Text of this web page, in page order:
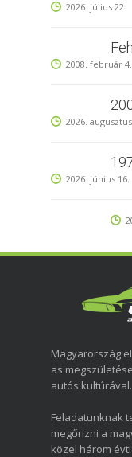
2026. július 22.
2008. február 4.
2026. augusztus
2026. június 16.
Magyarország
as
autós kultúrával.
Feladatunknak
megőrizni a
közel három